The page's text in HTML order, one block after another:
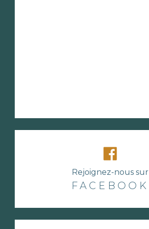
Rejoignez-nous sur
FACEBOOK